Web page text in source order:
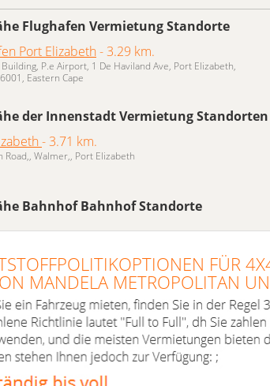
Flughafen Vermietung Standorte
Port Elizabeth- 3.29 km.
P.e Airport, 1 De Haviland Ave, Port Elizabeth,
Eastern Cape
der Innenstadt Vermietung Standorten
- 3.71 km.
Road,, Walmer,, Port Elizabeth
Bahnhof Bahnhof Standorte
FÜR
MANDELA METROPOLITAN